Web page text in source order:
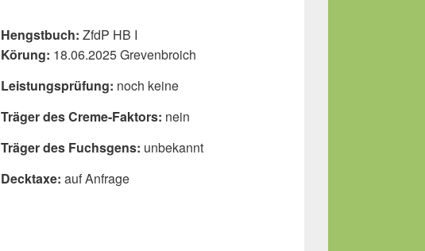
Hengstbuch: ZfdP HB I
Körung: 18.06.2025 Grevenbroich
Leistungsprüfung: noch keine
Träger des Creme-Faktors: nein
Träger des Fuchsgens: unbekannt
Decktaxe: auf Anfrage